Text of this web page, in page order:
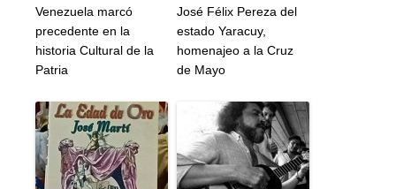
Venezuela marcó
precedente en la
historia Cultural de la
Patria
José Félix Pereza del
estado Yaracuy,
homenajeo a la Cruz
de Mayo